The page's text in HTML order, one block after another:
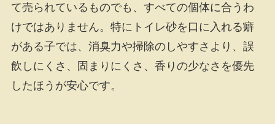
て売られているものでも、すべての個体に合うわ
けではありません。特にトイレ砂を口に入れる癖
がある子では、消臭力や掃除のしやすさより、誤
飲しにくさ、固まりにくさ、香りの少なさを優先
したほうが安心です。